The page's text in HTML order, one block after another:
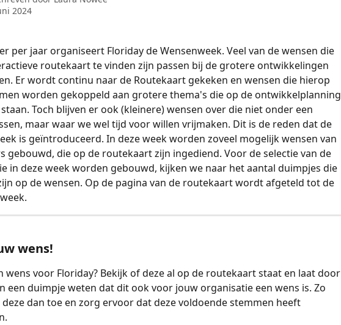
2024
per jaar organiseert Floriday de Wensenweek. Veel van de wensen die
routekaart te vinden zijn passen bij de grotere ontwikkelingen
Er wordt continu naar de Routekaart gekeken en wensen die hierop
worden gekoppeld aan grotere thema's die op de ontwikkelplanning
Toch blijven er ook (kleinere) wensen over die niet onder een
maar waar we wel tijd voor willen vrijmaken. Dit is de reden dat de
is geïntroduceerd. In deze week worden zoveel mogelijk wensen van
gebouwd, die op de routekaart zijn ingediend. Voor de selectie van de
in deze week worden gebouwd, kijken we naar het aantal duimpjes die
op de wensen. Op de pagina van de routekaart wordt afgeteld tot de
wens!
wens voor Floriday? Bekijk of deze al op de routekaart staat en laat door
een duimpje weten dat dit ook voor jouw organisatie een wens is. Zo
deze dan toe en zorg ervoor dat deze voldoende stemmen heeft